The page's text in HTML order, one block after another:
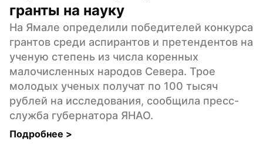
гранты на науку
На Ямале определили победителей конкурса
грантов среди аспирантов и претендентов на
ученую степень из числа коренных
малочисленных народов Севера. Трое
молодых ученых получат по 100 тысяч
рублей на исследования, сообщила пресс-
служба губернатора ЯНАО.
Подробнее >